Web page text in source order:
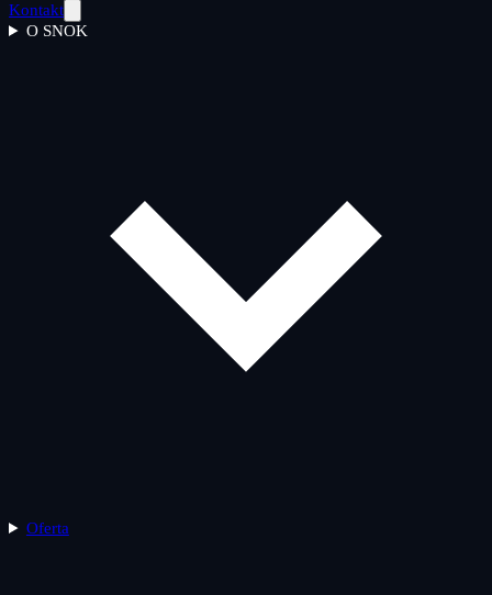
Kontakt
O SNOK
Oferta